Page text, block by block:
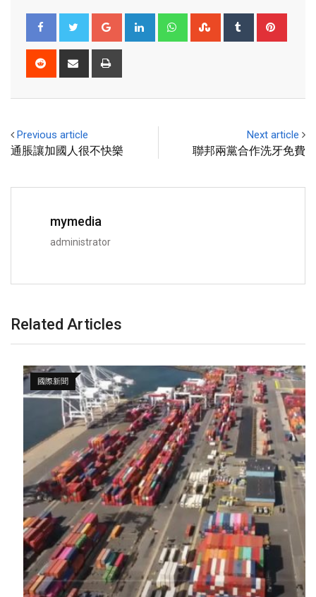
Previous article
通脹讓加國人很不快樂
Next article
聯邦兩黨合作洗牙免費
mymedia
administrator
Related Articles
國際新聞